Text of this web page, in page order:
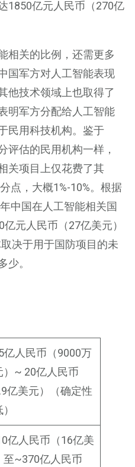
1850亿元人民币（270亿
相关的比例，还需更多
国军方对人工智能表现
他技术领域上也取得了
明军方分配给人工智能
民用科技机构。鉴于
评估的民用机构一样，
关项目上仅花费了其
点，大概1%-10%。根据
中国在人工智能相关国
元人民币（27亿美元）
决于用于国防项目的未
少。
亿人民币（9000万
）~ 20亿人民币
亿美元）（确定性
亿人民币（16亿美
至~370亿人民币